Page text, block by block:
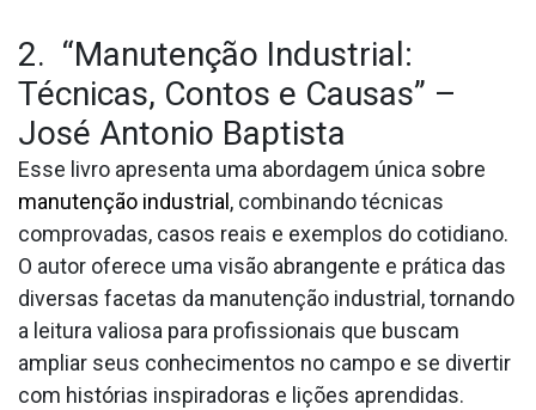
2. “Manutenção Industrial:
Técnicas, Contos e Causas” –
José Antonio Baptista
Esse livro apresenta uma abordagem única sobre
manutenção industrial , combinando técnicas
comprovadas, casos reais e exemplos do cotidiano.
O autor oferece uma visão abrangente e prática das
diversas facetas da manutenção industrial, tornando
a leitura valiosa para profissionais que buscam
ampliar seus conhecimentos no campo e se divertir
com histórias inspiradoras e lições aprendidas.